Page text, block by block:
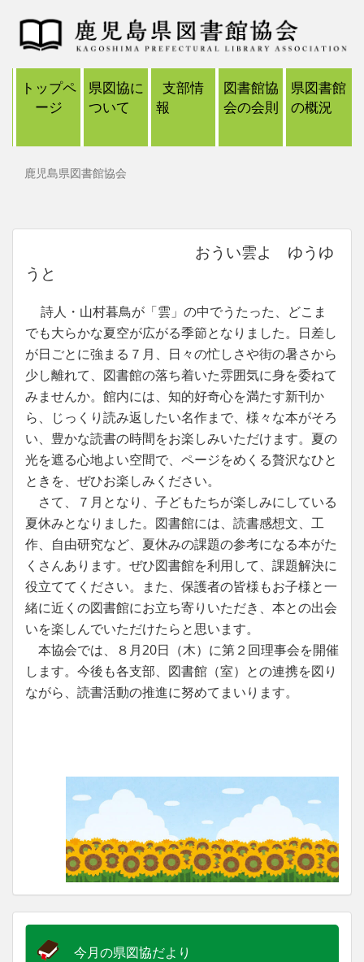
トップペ
ージ
県図協に
ついて
支部情
報
図書館協
会の会則
県図書館
の概況
鹿児島県図書館協会
おうい雲よ ゆうゆ
うと
詩人・山村暮鳥が「雲」の中でうたった、どこま
でも大らかな夏空が広がる季節となりました。日差し
が日ごとに強まる７月、日々の忙しさや街の暑さから
少し離れて、図書館の落ち着いた雰囲気に身を委ねて
みませんか。館内には、知的好奇心を満たす新刊か
ら、じっくり読み返したい名作まで、様々な本がそろ
い、豊かな読書の時間をお楽しみいただけます。夏の
光を遮る心地よい空間で、ページをめくる贅沢なひと
ときを、ぜひお楽しみください。
さて、７月となり、子どもたちが楽しみにしている
夏休みとなりました。図書館には、読書感想文、工
作、自由研究など、夏休みの課題の参考になる本がた
くさんあります。ぜひ図書館を利用して、課題解決に
役立ててください。また、保護者の皆様もお子様と一
緒に近くの図書館にお立ち寄りいただき、本との出会
いを楽しんでいただけたらと思います。
本協会では、８月20日（木）に第２回理事会を開催
します。今後も各支部、図書館（室）との連携を図り
ながら、読書活動の推進に努めてまいります。
今月の県図協だより